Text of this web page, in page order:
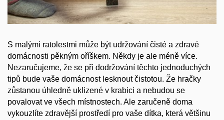
S malými ratolestmi může být udržování čisté a zdravé
domácnosti pěkným oříškem. Někdy je ale méně více.
Nezaručujeme, že se při dodržování těchto jednoduchých
tipů bude vaše domácnost lesknout čistotou. Že hračky
zůstanou úhledně uklizené v krabici a nebudou se
povalovat ve všech místnostech. Ale zaručeně doma
vykouzlíte zdravější prostředí pro vaše dítka, která většinu